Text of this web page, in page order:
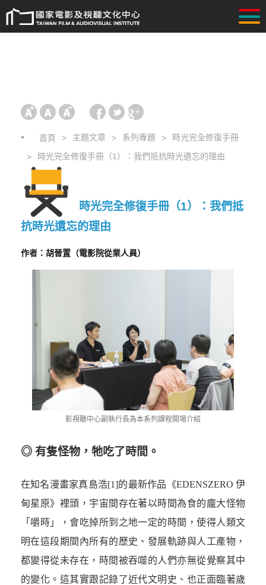
首頁 主題文章 系列專題
時光完全修復手冊
時光完全修復手冊（1）：我們抵抗時光遺忘的理由
時光完全修復手冊（1）：我們抵
抗時光遺忘的理由
作者：胡晉置（電影院從業人員）
影視聽中心副執行長為本系列課程開場介紹
◎ 有隻怪物，牠吃了時間。
在知名漫畫家真島浩[1]的最新作品《EDENSZERO 伊
甸星原》裡頭，宇宙間存在著以時間為食的龐大怪物
「嚼時」，會吃掉所到之地一定的時間，使得人類文
明在這段期間內所有的歷史、發展軌跡與人工產物，
都變得從未存在，時間被吞噬的人們亦無從覺察其中
的變化。這其實跟記錄了近代文明史、也正面臨著歲